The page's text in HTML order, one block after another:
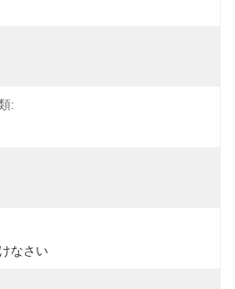
:
なさい